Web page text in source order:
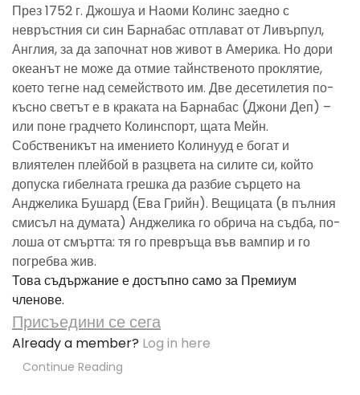
През 1752 г. Джошуа и Наоми Колинс заедно с
невръстния си син Барнабас отплават от Ливърпул,
Англия, за да започнат нов живот в Америка. Но дори
океанът не може да отмие тайнственото проклятие,
което тегне над семейството им. Две десетилетия по-
късно светът е в краката на Барнабас (Джони Деп) –
или поне градчето Колинспорт, щата Мейн.
Собственикът на имението Колинууд е богат и
влиятелен плейбой в разцвета на силите си, който
допуска гибелната грешка да разбие сърцето на
Анджелика Бушард (Ева Грийн). Вещицата (в пълния
смисъл на думата) Анджелика го обрича на съдба, по-
лоша от смъртта: тя го превръща във вампир и го
погребва жив.
Това съдържание е достъпно само за Премиум
членове.
Присъедини се сега
Already a member? Log in here
Continue Reading